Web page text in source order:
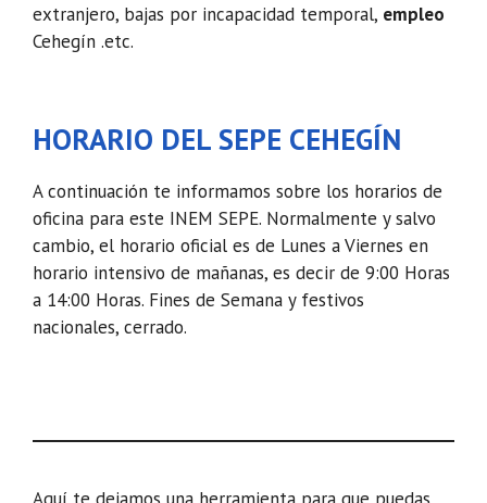
extranjero, bajas por incapacidad temporal, empleo
Cehegín .etc.
HORARIO DEL SEPE CEHEGÍN
A continuación te informamos sobre los horarios de
oficina para este INEM SEPE. Normalmente y salvo
cambio, el horario oficial es de Lunes a Viernes en
horario intensivo de mañanas, es decir de 9:00 Horas
a 14:00 Horas. Fines de Semana y festivos
nacionales, cerrado.